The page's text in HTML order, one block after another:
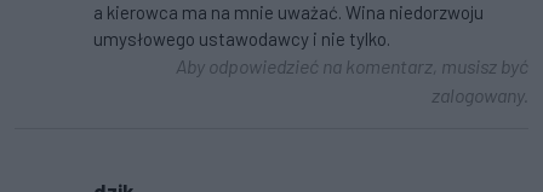
a kierowca ma na mnie uważać. Wina niedorzwoju
umysłowego ustawodawcy i nie tylko.
Aby odpowiedzieć na komentarz, musisz być
zalogowany.